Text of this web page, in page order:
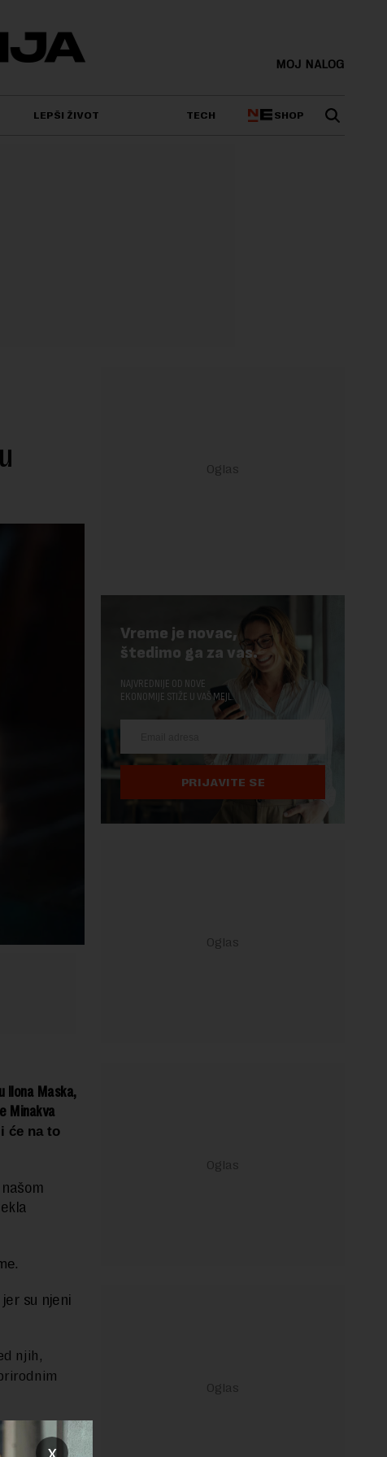
MOJ NALOG
LEPŠI ŽIVOT TECH SHOP
Ilona Maska,
Minakva
će na to
su njeni
njih,
Vreme je novac,
štedimo ga za vas.
NAJVREDNIJE OD NOVE
EKONOMIJE STIŽE U VAŠ MEJL.
PRIJAVITE SE